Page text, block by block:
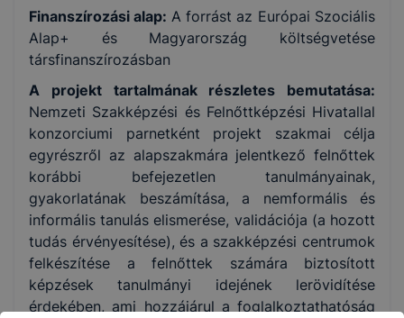
Finanszírozási alap: A forrást az Európai Szociális
Alap+ és Magyarország költségvetése
társfinanszírozásban
A projekt tartalmának részletes bemutatása:
Nemzeti Szakképzési és Felnőttképzési Hivatallal
konzorciumi parnetként
projekt szakmai célja
egyrészről az alapszakmára jelentkező felnőttek
korábbi befejezetlen tanulmányainak,
gyakorlatának beszámítása, a nemformális és
informális tanulás elismerése, validációja (a hozott
tudás érvényesítése), és a szakképzési centrumok
felkészítése a felnőttek számára biztosított
képzések tanulmányi idejének lerövidítése
érdekében, ami hozzájárul a foglalkoztathatóság